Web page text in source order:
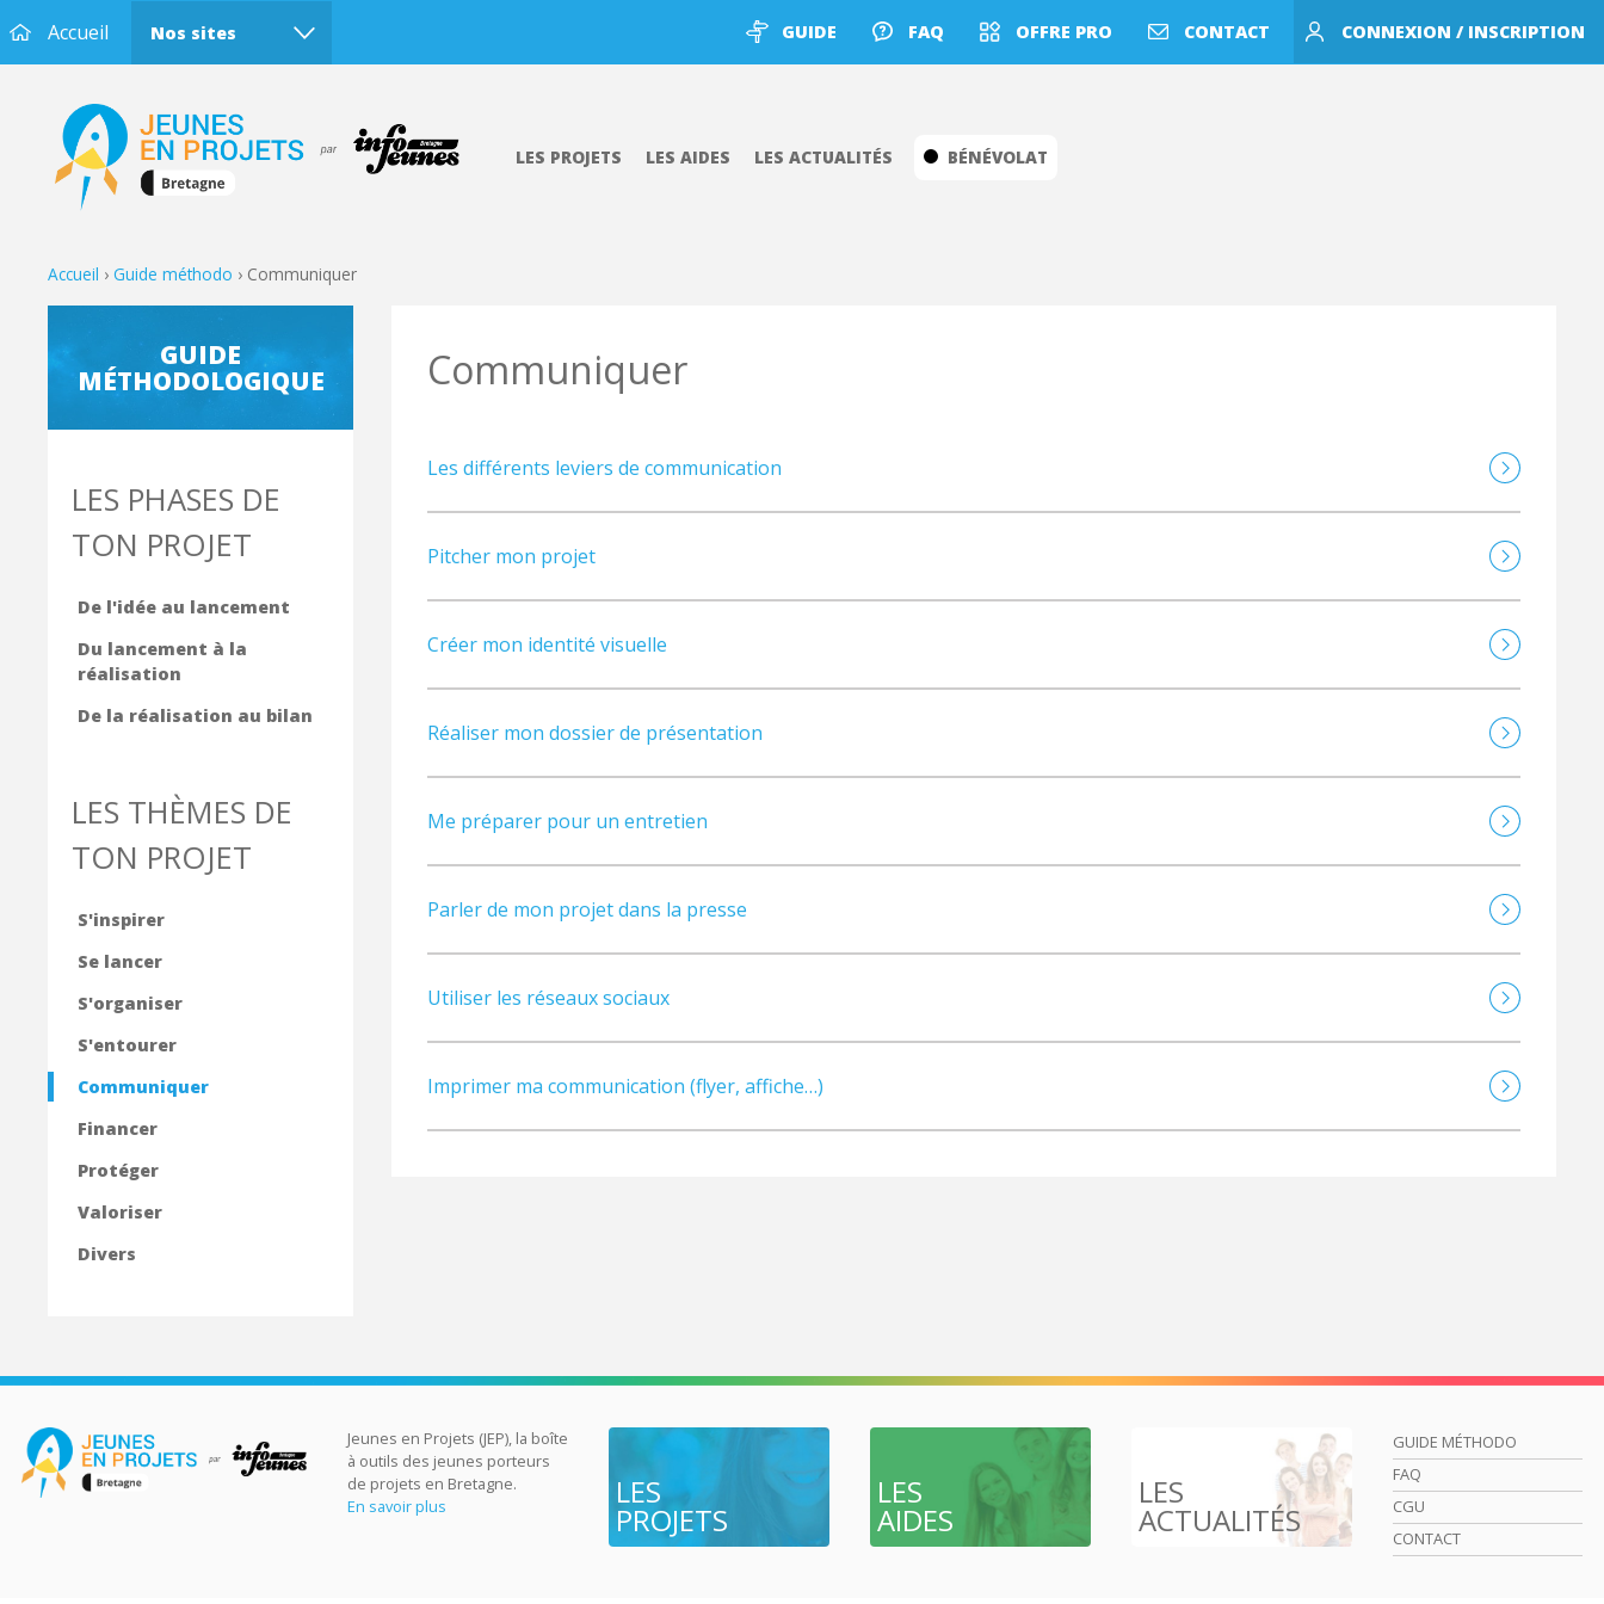
Accueil Nos sites GUIDE FAQ OFFRE PRO CONTACT CONNEXION / INSCRIPTION
LES PROJETS LES AIDES LES ACTUALITÉS BÉNÉVOLAT
Accueil › Guide méthodo › Communiquer
Communiquer
Les différents leviers de communication
Pitcher mon projet
Créer mon identité visuelle
Réaliser mon dossier de présentation
Me préparer pour un entretien
Parler de mon projet dans la presse
Utiliser les réseaux sociaux
Imprimer ma communication (flyer, affiche…)
GUIDE
MÉTHODOLOGIQUE
LES PHASES DE
TON PROJET
De l'idée au lancement
Du lancement à la
réalisation
De la réalisation au bilan
LES THÈMES DE
TON PROJET
S'inspirer
Se lancer
S'organiser
S'entourer
Communiquer
Financer
Protéger
Valoriser
Divers
Jeunes en Projets (JEP), la boîte
à outils des jeunes porteurs
de projets en Bretagne.
En savoir plus
LES
PROJETS
LES
AIDES
LES
ACTUALITÉS
GUIDE MÉTHODO
FAQ
CGU
CONTACT